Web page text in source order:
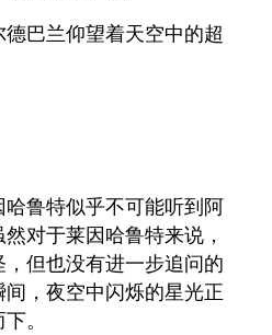
巴兰仰望着天空中的超
鲁特似乎不可能听到阿
对于莱因哈鲁特来说，
但也没有进一步追问的
，夜空中闪烁的星光正
。